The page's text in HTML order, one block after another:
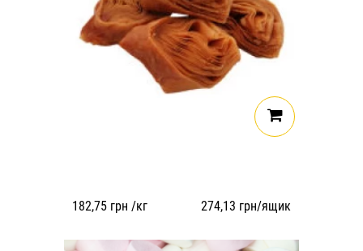
182,75 грн /кг 274,13 грн/ящик